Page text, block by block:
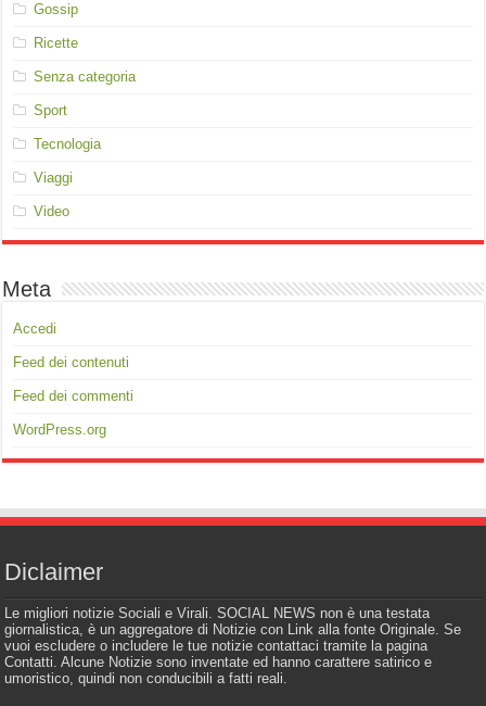
Gossip
Ricette
Senza categoria
Sport
Tecnologia
Viaggi
Video
Meta
Accedi
Feed dei contenuti
Feed dei commenti
WordPress.org
Diclaimer
Le migliori notizie Sociali e Virali. SOCIAL NEWS non è una testata
giornalistica, è un aggregatore di Notizie con Link alla fonte Originale. Se
vuoi escludere o includere le tue notizie contattaci tramite la pagina
Contatti. Alcune Notizie sono inventate ed hanno carattere satirico e
umoristico, quindi non conducibili a fatti reali.